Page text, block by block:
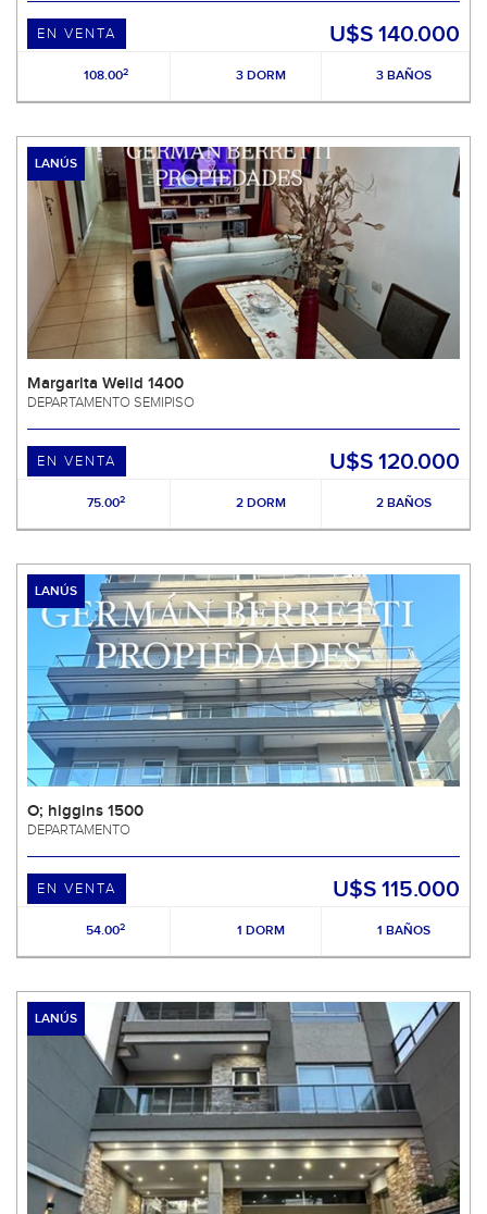
EN VENTA U$S 140.000
108.002 3 DORM 3 BAÑOS
LANÚS
Margarita Weild 1400
DEPARTAMENTO SEMIPISO
EN VENTA U$S 120.000
75.002 2 DORM 2 BAÑOS
LANÚS
O; higgins 1500
DEPARTAMENTO
EN VENTA U$S 115.000
54.002 1 DORM 1 BAÑOS
LANÚS